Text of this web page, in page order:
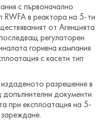
с първоначално
RWFA в реактора на 5-ти
от Агенцията
регулаторен
горивна кампания
с касети тип
разрешение в
документи
при експлоатация на 5-